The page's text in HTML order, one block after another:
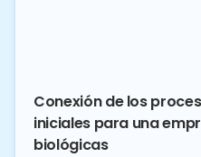
Conexión de los
iniciales para una
biológicas